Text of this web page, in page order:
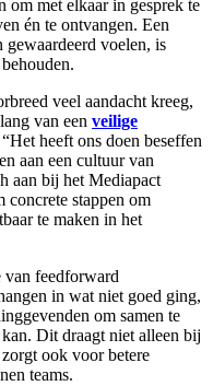
om met elkaar in gesprek te
én te ontvangen. Een
voelen, is
veel aandacht kreeg,
van een veilige
heeft ons doen beseffen
aan een cultuur van
aan bij het Mediapact
concrete stappen om
te maken in het
van feedforward
in wat niet goed ging,
om samen te
Dit draagt niet alleen bij
ook voor betere
teams.